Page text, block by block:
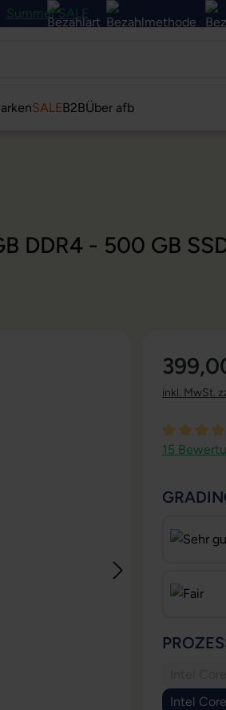
Summer SALE
SALEB2BÜber afb
DDR4 - 500 GB
inkl. MwSt.
15
Intel